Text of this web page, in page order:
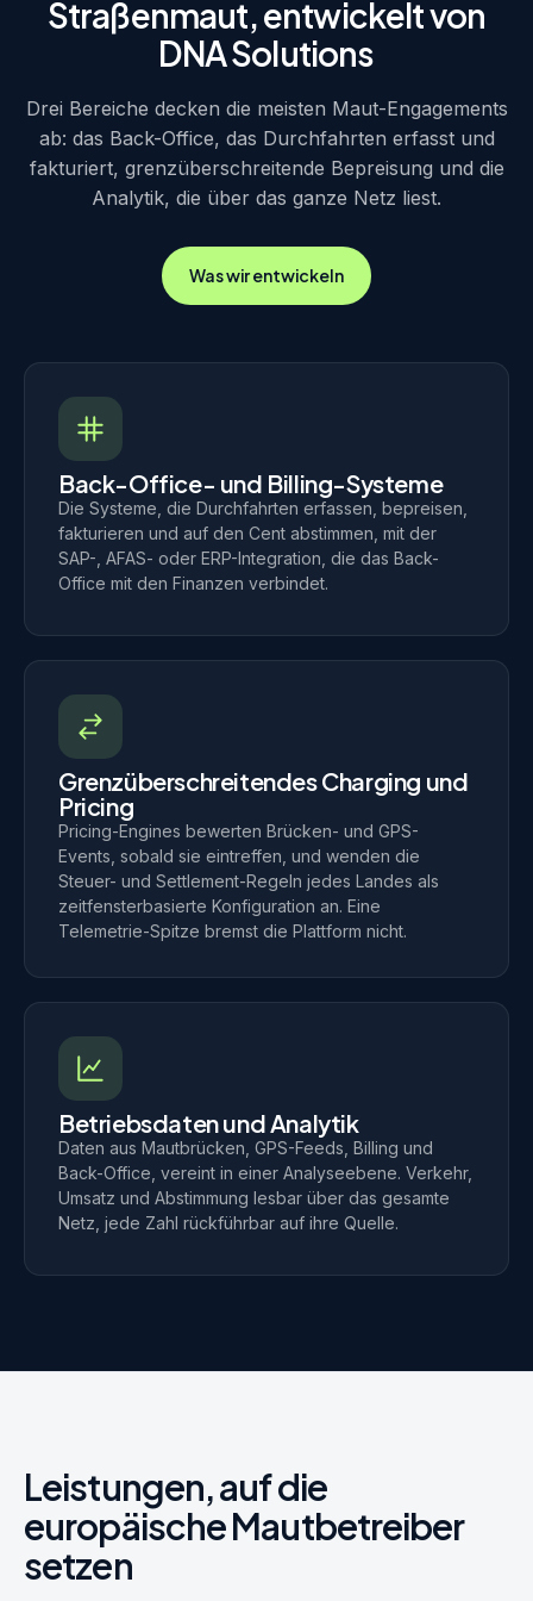
Straßenmaut, entwickelt von
DNA Solutions
Drei Bereiche decken die meisten Maut-Engagements
ab: das Back-Office, das Durchfahrten erfasst und
fakturiert, grenzüberschreitende Bepreisung und die
Analytik, die über das ganze Netz liest.
Was wir entwickeln
Back-Office- und Billing-Systeme
Die Systeme, die Durchfahrten erfassen, bepreisen,
fakturieren und auf den Cent abstimmen, mit der
SAP-, AFAS- oder ERP-Integration, die das Back-
Office mit den Finanzen verbindet.
Grenzüberschreitendes Charging und
Pricing
Pricing-Engines bewerten Brücken- und GPS-
Events, sobald sie eintreffen, und wenden die
Steuer- und Settlement-Regeln jedes Landes als
zeitfensterbasierte Konfiguration an. Eine
Telemetrie-Spitze bremst die Plattform nicht.
Betriebsdaten und Analytik
Daten aus Mautbrücken, GPS-Feeds, Billing und
Back-Office, vereint in einer Analyseebene. Verkehr,
Umsatz und Abstimmung lesbar über das gesamte
Netz, jede Zahl rückführbar auf ihre Quelle.
Leistungen, auf die
europäische Mautbetreiber
setzen